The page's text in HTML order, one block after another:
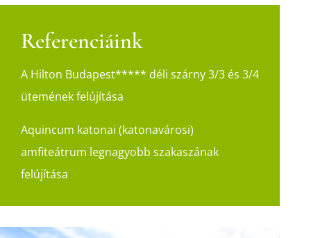
Referenciáink
A Hilton Budapest***** déli szárny 3/3 és 3/4
ütemének felújítása
Aquincum katonai (katonavárosi)
amfiteátrum legnagyobb szakaszának
felújítása